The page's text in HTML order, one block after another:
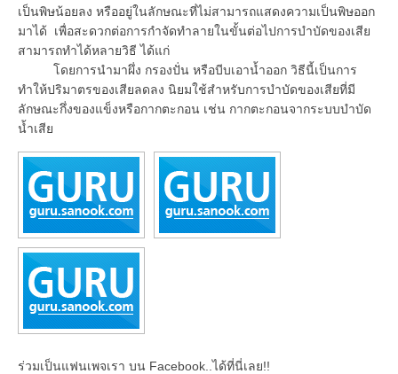
เป็นพิษน้อยลง หรืออยู่ในลักษณะที่ไม่สามารถแสดงความเป็นพิษออก
มาได้ เพื่อสะดวกต่อการกำจัดทำลายในขั้นต่อไปการบำบัดของเสีย
สามารถทำได้หลายวิธี ได้แก่
โดยการนำมาผึ่ง กรองปั่น หรือบีบเอาน้ำออก วิธีนี้เป็นการ
ทำให้ปริมาตรของเสียลดลง นิยมใช้สำหรับการบำบัดของเสียที่มี
ลักษณะกึ่งของแข็งหรือกากตะกอน เช่น กากตะกอนจากระบบบำบัด
น้ำเสีย
ร่วมเป็นแฟนเพจเรา บน Facebook..ได้ที่นี่เลย!!